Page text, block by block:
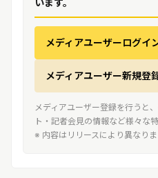
います。
メディアユーザーログイ
メディアユーザー新規登
メディアユーザー登録を行うと
ト・記者会見の情報など様々な
※ 内容はリリースにより異なりま